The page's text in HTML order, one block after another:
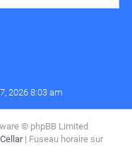
2026 8:03 am
© phpBB Limited
| Fuseau horaire sur